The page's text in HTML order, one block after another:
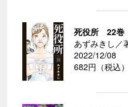
死役所 22巻
あずみきし／
2022/12/08
682円（税込）